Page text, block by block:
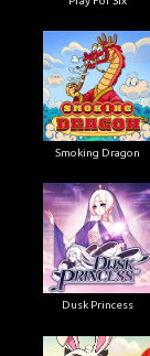
Smoking Dragon
Dusk Princess